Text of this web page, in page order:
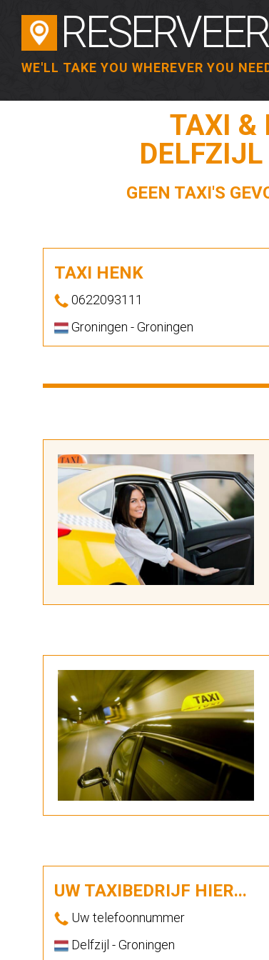
WE'LL TAKE YOU WHEREVER YOU
TAXI &
GEEN TAXI'S
TAXI HENK
0622093111
Groningen - Groningen
UW TAXIBEDRIJF HIER...
Uw telefoonnummer
Delfzijl - Groningen